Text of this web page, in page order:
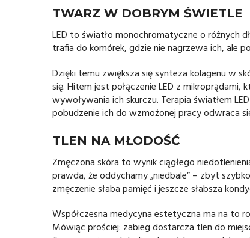
TWARZ W DOBRYM ŚWIETLE
LED to światło monochromatyczne o różnych
trafia do komórek, gdzie nie nagrzewa ich, ale
Dzięki temu zwiększa się synteza kolagenu w
się. Hitem jest połączenie LED z
wywoływania ich skurczu. Terapia światłem
pobudzenie ich do wzmożonej pracy odwraca
TLEN NA MŁODOŚĆ
Zmęczona skóra to wynik ciągłego
prawda, że oddychamy „niedbale” – zbyt
zmęczenie słaba pamięć i jeszcze słabsza
Współczesna medycyna estetyczna ma na to
Mówiąc prościej: zabieg dostarcza tlen do